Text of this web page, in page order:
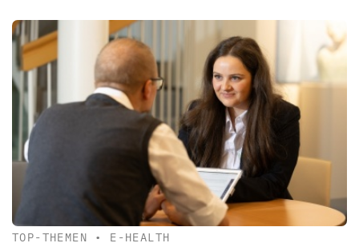
TOP-THEMEN • E-HEALTH